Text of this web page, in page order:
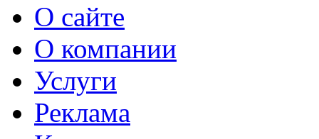
О сайте
О компании
Услуги
Реклама